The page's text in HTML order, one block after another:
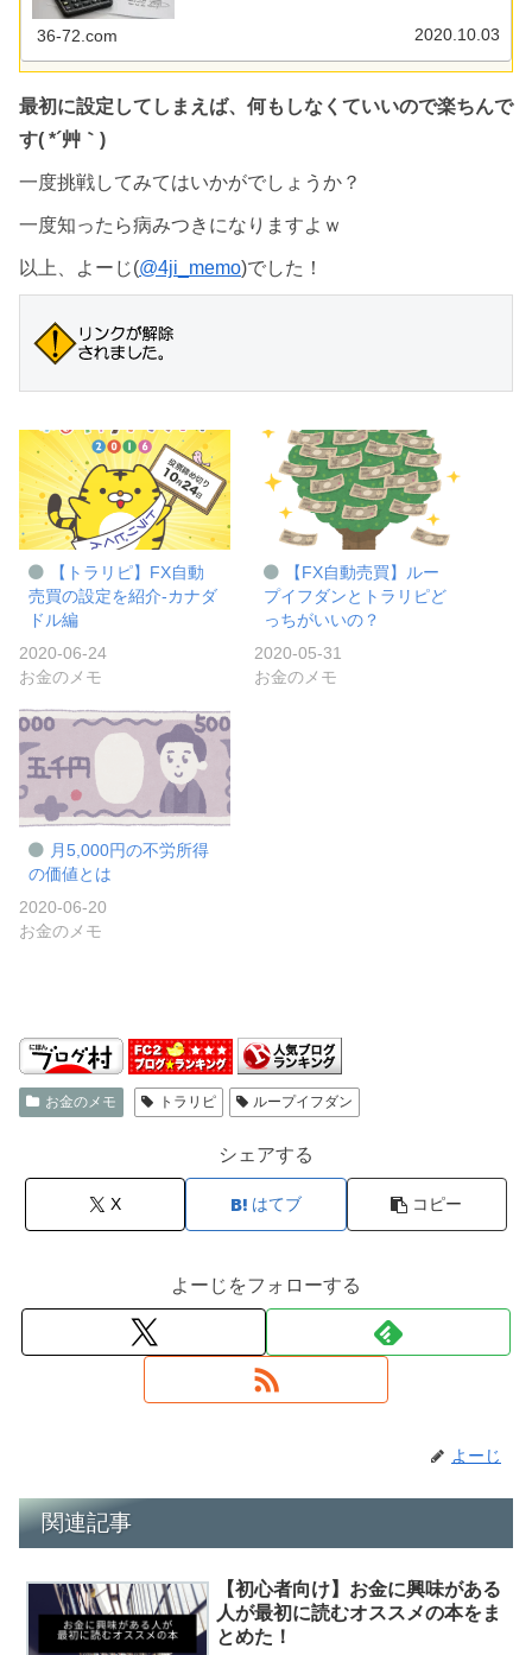
36-72.com 2020.10.03
最初に設定してしまえば、何もしなくていいので楽ちんで
す( *´艸｀)
一度挑戦してみてはいかがでしょうか？
一度知ったら病みつきになりますよｗ
以上、よーじ(@4ji_memo)でした！
【トラリピ】FX自動
売買の設定を紹介-カナダ
ドル編
2020-06-24
お金のメモ
【FX自動売買】ルー
プイフダンとトラリピど
っちがいいの？
2020-05-31
お金のメモ
月5,000円の不労所得
の価値とは
2020-06-20
お金のメモ
お金のメモ トラリピ ループイフダン
シェアする
X はてブ コピー
よーじをフォローする
よーじ
関連記事
【初心者向け】お金に興味がある
人が最初に読むオススメの本をま
とめた！